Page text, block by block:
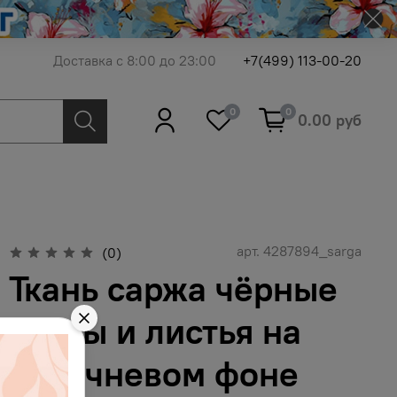
Доставка с 8:00 до 23:00 +7(499) 113-00-20
0 0 0.00 руб
(0) арт. 4287894_sarga
Ткань саржа чёрные
цветы и листья на
коричневом фоне